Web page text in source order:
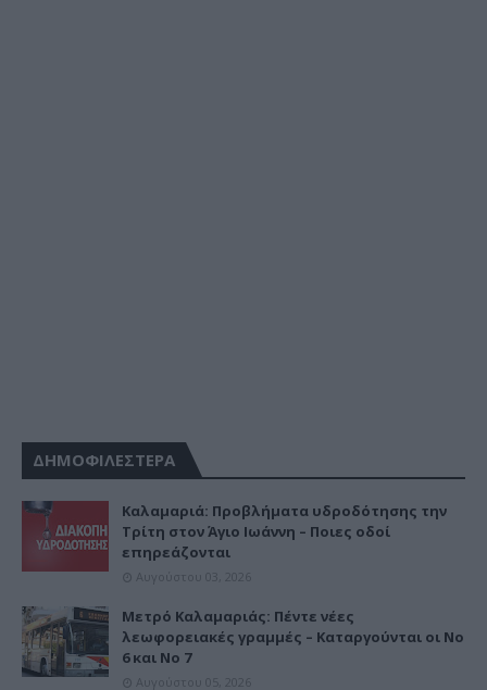
ΔΗΜΟΦΙΛΕΣΤΕΡΑ
Καλαμαριά: Προβλήματα υδροδότησης την
Τρίτη στον Άγιο Ιωάννη – Ποιες οδοί
επηρεάζονται
Αυγούστου 03, 2026
Μετρό Καλαμαριάς: Πέντε νέες
λεωφορειακές γραμμές – Καταργούνται οι Νο
6 και Νο 7
Αυγούστου 05, 2026